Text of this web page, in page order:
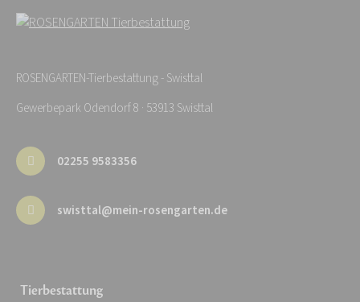
ROSENGARTEN-Tierbestattung - Swisttal
Gewerbepark Odendorf 8 · 53913 Swisttal
02255 9583356
swisttal@mein-rosengarten.de
Tierbestattung